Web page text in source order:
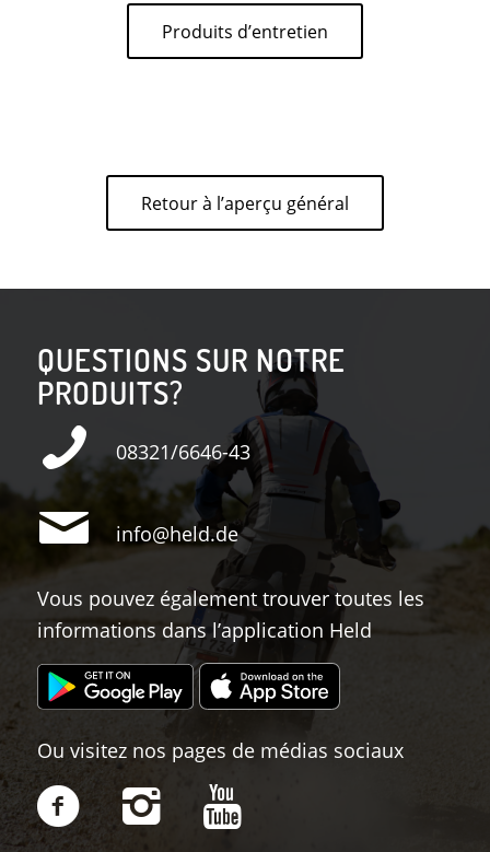
Produits d’entretien
Retour à l’aperçu général
QUESTIONS SUR NOTRE
PRODUITS?
08321/6646-43
info@held.de
Vous pouvez également trouver toutes les
informations dans l’application Held
Ou visitez nos pages de médias sociaux